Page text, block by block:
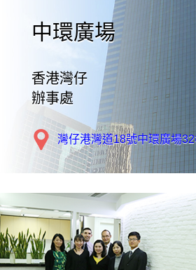
中環廣場
香港灣仔
辦事處
灣仔港灣道18號中環廣場